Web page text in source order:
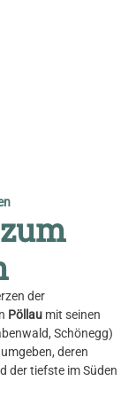
der
Pöllau mit seinen
Schönegg)
deren
der tiefste im Süden